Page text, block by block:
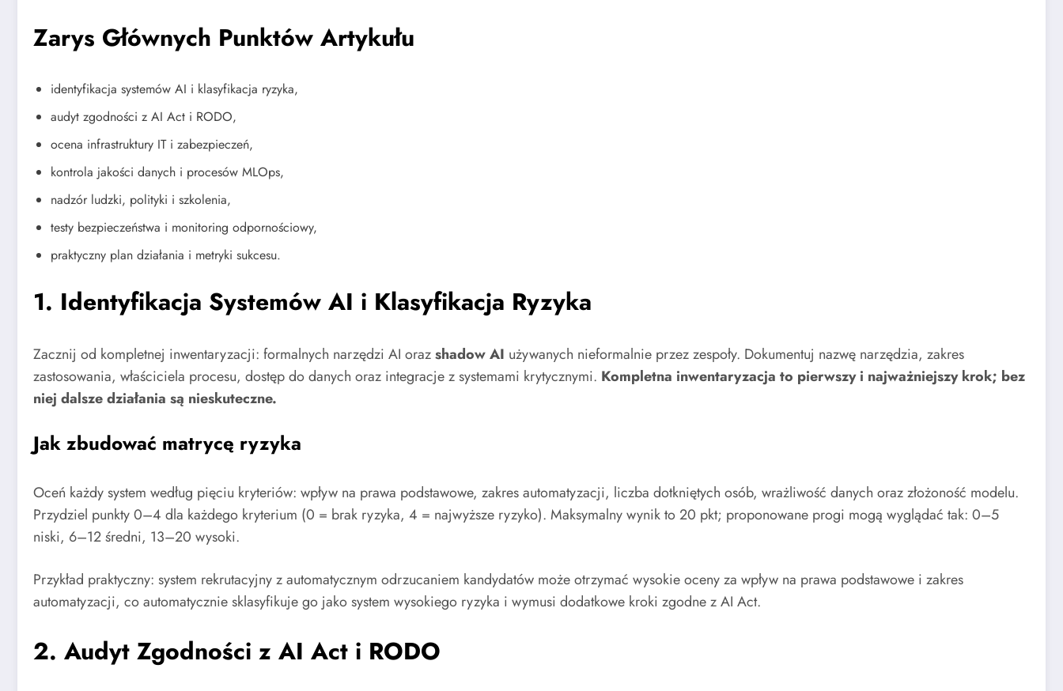
Zarys Głównych Punktów Artykułu
identyfikacja systemów AI i klasyfikacja ryzyka,
audyt zgodności z AI Act i RODO,
ocena infrastruktury IT i zabezpieczeń,
kontrola jakości danych i procesów MLOps,
nadzór ludzki, polityki i szkolenia,
testy bezpieczeństwa i monitoring odpornościowy,
praktyczny plan działania i metryki sukcesu.
1. Identyfikacja Systemów AI i Klasyfikacja Ryzyka
Zacznij od kompletnej inwentaryzacji: formalnych narzędzi AI orazshadow AI używanych nieformalnie przez zespoły. Dokumentuj nazwę narzędzia, zakres
zastosowania, właściciela procesu, dostęp do danych oraz integracje z systemami krytycznymi. Kompletna inwentaryzacja to pierwszy i najważniejszy krok; bez
niej dalsze działania są nieskuteczne.
Jak zbudować matrycę ryzyka
Oceń każdy system według pięciu kryteriów: wpływ na prawa podstawowe, zakres automatyzacji, liczba dotkniętych osób, wrażliwość danych oraz złożoność modelu.
Przydziel punkty 0–4 dla każdego kryterium (0 = brak ryzyka, 4 = najwyższe ryzyko). Maksymalny wynik to 20 pkt; proponowane progi mogą wyglądać tak: 0–5
niski, 6–12 średni, 13–20 wysoki.
Przykład praktyczny: system rekrutacyjny z automatycznym odrzucaniem kandydatów może otrzymać wysokie oceny za wpływ na prawa podstawowe i zakres
automatyzacji, co automatycznie sklasyfikuje go jako system wysokiego ryzyka i wymusi dodatkowe kroki zgodne z AI Act.
2. Audyt Zgodności z AI Act i RODO